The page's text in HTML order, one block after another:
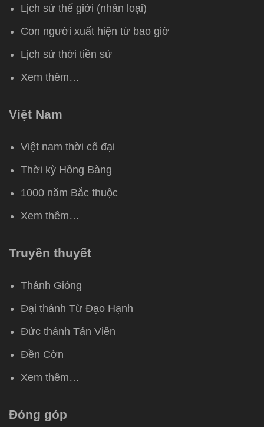
Lịch sử thế giới (nhân loại)
Con người xuất hiện từ bao giờ
Lịch sử thời tiền sử
Xem thêm…
Việt Nam
Việt nam thời cổ đại
Thời kỳ Hồng Bàng
1000 năm Bắc thuộc
Xem thêm…
Truyền thuyết
Thánh Gióng
Đại thánh Từ Đạo Hạnh
Đức thánh Tản Viên
Đền Cờn
Xem thêm…
Đóng góp